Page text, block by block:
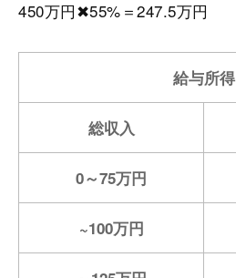
450万円✖55%＝247.5万円
給与所得
総収入
0～75万円
~100万円